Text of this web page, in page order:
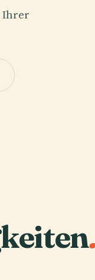
Ihrer